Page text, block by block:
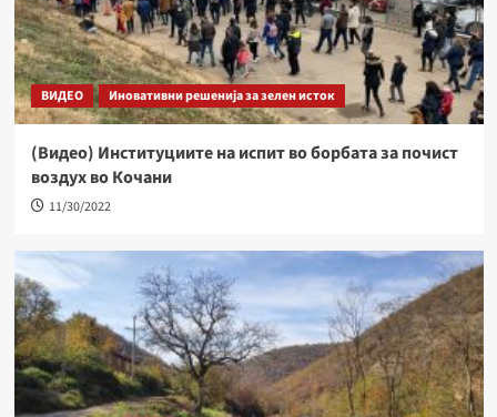
ВИДЕО Иновативни решенија за зелен исток
(Видео) Институциите на испит во борбата за почист
воздух во Кочани
11/30/2022